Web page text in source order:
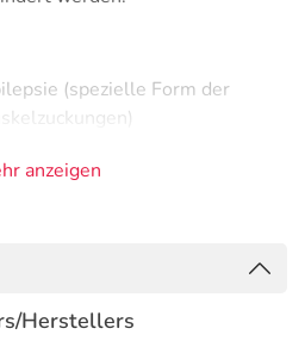
(spezielle Form der
generalisiert (erst lokal, dann
betreffende Anfälle)
anzeigen
Herstellers